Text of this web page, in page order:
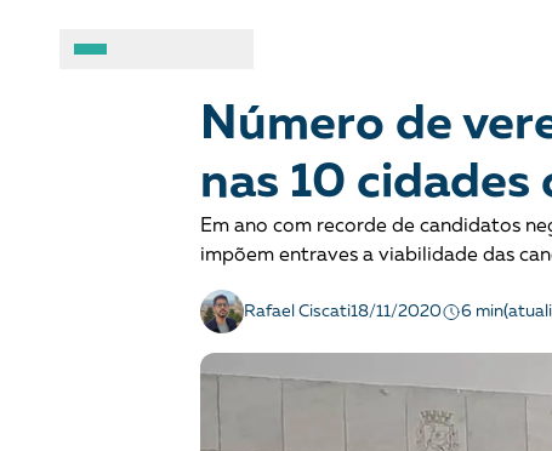
Fale conosco
Manual geral de conduta
Organizações
Combate ao
Crianças e
Democracia e
Justiça criminal
Número de
nas 10 cidades
Em ano com recorde de candidatos
impõem entraves a viabilidade das
Rafael Ciscati18/11/2020 6 min